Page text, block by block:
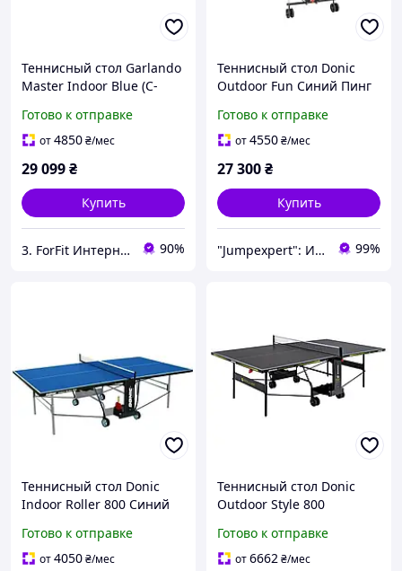
Теннисный стол Garlando
Master Indoor Blue (C-
помещении для
интенсивных тренировок
Готово к отправке
от4850₴/мес
29 099₴
Купить
3. ForFit Интернет-магазин спортивных товаров 90%
Теннисный стол Donic
Outdoor Fun Синий Пинг
теннисный стол для
улицы Стол для игры в
Готово к отправке
от4550₴/мес
27 300₴
Купить
"Jumpexpert": Интернет-магазин товаров для активного отдыха и спорта! 99%
Теннисный стол Donic
Indoor Roller 800 Синий
складной Настольный
теннисный стол
Готово к отправке
от4050₴/мес
Теннисный стол Donic
Outdoor Style 800
настольного тенниса
Настольный теннис
Готово к отправке
от6662₴/мес